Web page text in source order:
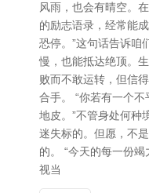
风雨，也会有晴空。
的励志语录，经常能
恐停。”这句话告诉咱
慢，也能抵达绝顶。
败而不敢运转，但信
合手。 “你若有一个
地皮。”不管身处何种
迷失标的。但愿，不
的。 “今天的每一份
视当